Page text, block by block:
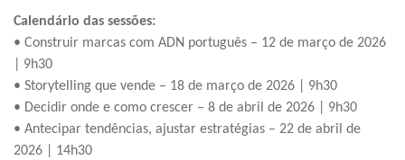
Calendário das sessões:
• Construir marcas com ADN português – 12 de março de 2026
| 9h30
• Storytelling que vende – 18 de março de 2026 | 9h30
• Decidir onde e como crescer – 8 de abril de 2026 | 9h30
• Antecipar tendências, ajustar estratégias – 22 de abril de
2026 | 14h30